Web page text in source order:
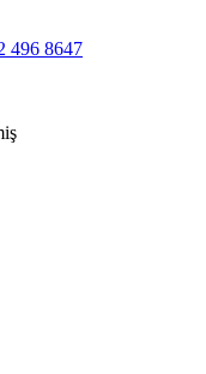
496 8647